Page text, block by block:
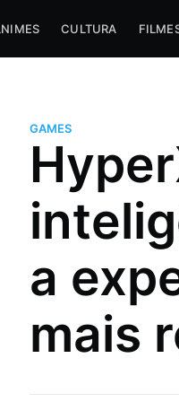
CULTURA
GAMES
a
mais
de uns joguinho e filme de